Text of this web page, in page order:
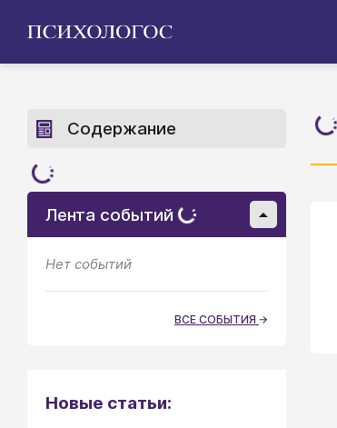
Содержание
Лента событий
Нет событий
ВСЕ СОБЫТИЯ
Новые статьи: